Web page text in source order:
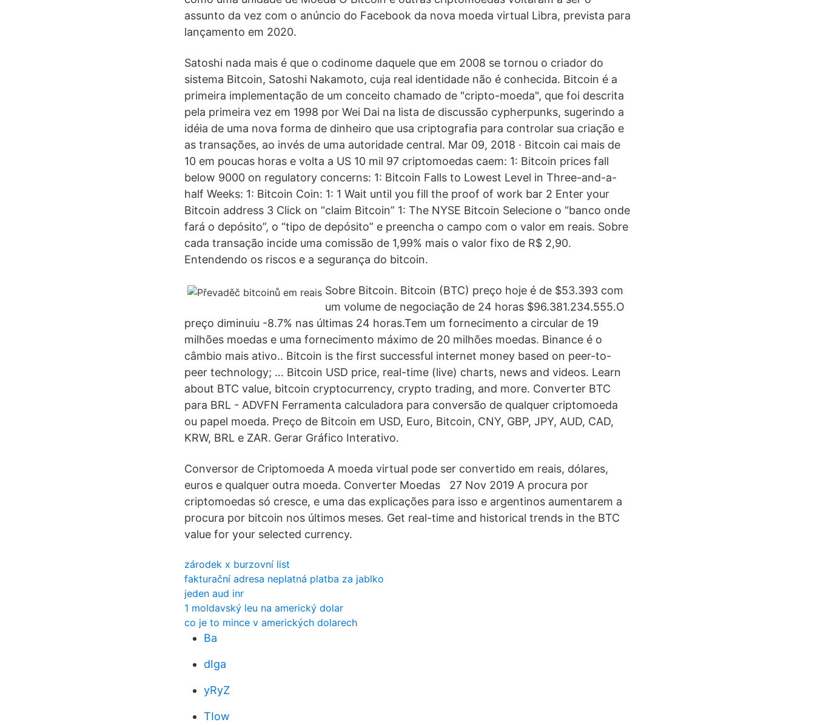
assunto da vez com o anúncio do Facebook da nova moeda virtual Libra, prevista para
lançamento em 2020.
Satoshi nada mais é que o codinome daquele que em 2008 se tornou o criador do
sistema Bitcoin, Satoshi Nakamoto, cuja real identidade não é conhecida. Bitcoin é a
primeira implementação de um conceito chamado de "cripto-moeda", que foi descrita
pela primeira vez em 1998 por Wei Dai na lista de discussão cypherpunks, sugerindo a
idéia de uma nova forma de dinheiro que usa criptografia para controlar sua criação e
as transações, ao invés de uma autoridade central. Mar 09, 2018 · Bitcoin cai mais de
10 em poucas horas e volta a US 10 mil 97 criptomoedas caem: 1: Bitcoin prices fall
below 9000 on regulatory concerns: 1: Bitcoin Falls to Lowest Level in Three-and-a-
half Weeks: 1: Bitcoin Coin: 1: 1 Wait until you fill the proof of work bar 2 Enter your
Bitcoin address 3 Click on “claim Bitcoin” 1: The NYSE Bitcoin Selecione o “banco onde
fará o depósito”, o “tipo de depósito” e preencha o campo com o valor em reais. Sobre
cada transação incide uma comissão de 1,99% mais o valor fixo de R$ 2,90.
Entendendo os riscos e a segurança do bitcoin.
Sobre Bitcoin. Bitcoin (BTC) preço hoje é de $53.393 com
um volume de negociação de 24 horas $96.381.234.555.O
preço diminuiu -8.7% nas últimas 24 horas.Tem um fornecimento a circular de 19
milhões moedas e uma fornecimento máximo de 20 milhões moedas. Binance é o
câmbio mais ativo.. Bitcoin is the first successful internet money based on peer-to-
peer technology; … Bitcoin USD price, real-time (live) charts, news and videos. Learn
about BTC value, bitcoin cryptocurrency, crypto trading, and more. Converter BTC
para BRL - ADVFN Ferramenta calculadora para conversão de qualquer criptomoeda
ou papel moeda. Preço de Bitcoin em USD, Euro, Bitcoin, CNY, GBP, JPY, AUD, CAD,
KRW, BRL e ZAR. Gerar Gráfico Interativo.
Conversor de Criptomoeda A moeda virtual pode ser convertido em reais, dólares,
euros e qualquer outra moeda. Converter Moedas 27 Nov 2019 A procura por
criptomoedas só cresce, e uma das explicações para isso e argentinos aumentarem a
procura por bitcoin nos últimos meses. Get real-time and historical trends in the BTC
value for your selected currency.
zárodek x burzovní list
fakturační adresa neplatná platba za jablko
jeden aud inr
1 moldavský leu na americký dolar
co je to mince v amerických dolarech
Ba
dIga
yRyZ
TIow